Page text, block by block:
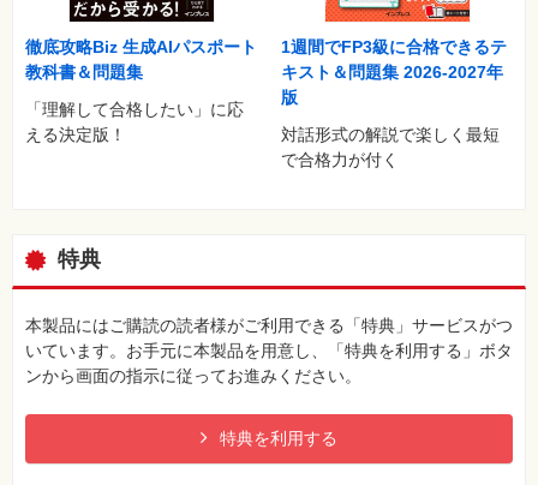
徹底攻略Biz 生成AIパスポート
教科書＆問題集
「理解して合格したい」に応
える決定版！
1週間でFP3級に合格できるテ
キスト＆問題集 2026-2027年
版
対話形式の解説で楽しく最短
で合格力が付く
特典
本製品にはご購読の読者様がご利用できる「特典」サービスがつ
いています。お手元に本製品を用意し、「特典を利用する」ボタ
ンから画面の指示に従ってお進みください。
特典を利用する